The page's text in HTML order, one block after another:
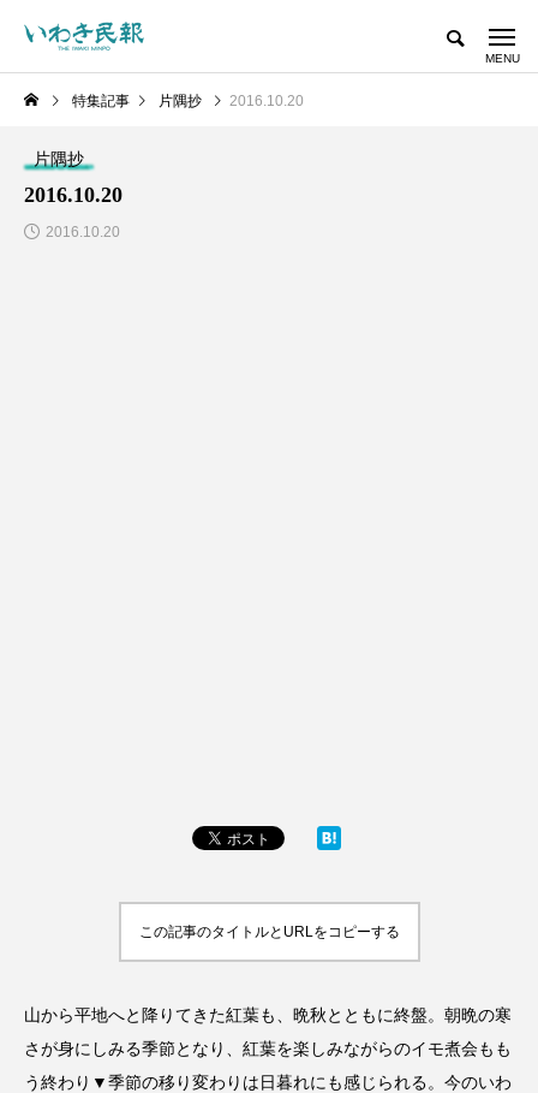
特集記事 片隅抄 2016.10.20
片隅抄
2016.10.20
2016.10.20
この記事のタイトルとURLをコピーする
山から平地へと降りてきた紅葉も、晩秋とともに終盤。朝晩の寒
さが身にしみる季節となり、紅葉を楽しみながらのイモ煮会もも
う終わり▼季節の移り変わりは日暮れにも感じられる。今のいわ